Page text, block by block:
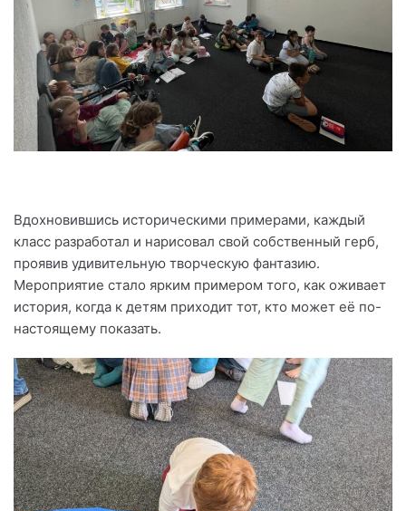
Вдохновившись историческими примерами, каждый
класс разработал и нарисовал свой собственный герб,
проявив удивительную творческую фантазию.
Мероприятие стало ярким примером того, как оживает
история, когда к детям приходит тот, кто может её по-
настоящему показать.